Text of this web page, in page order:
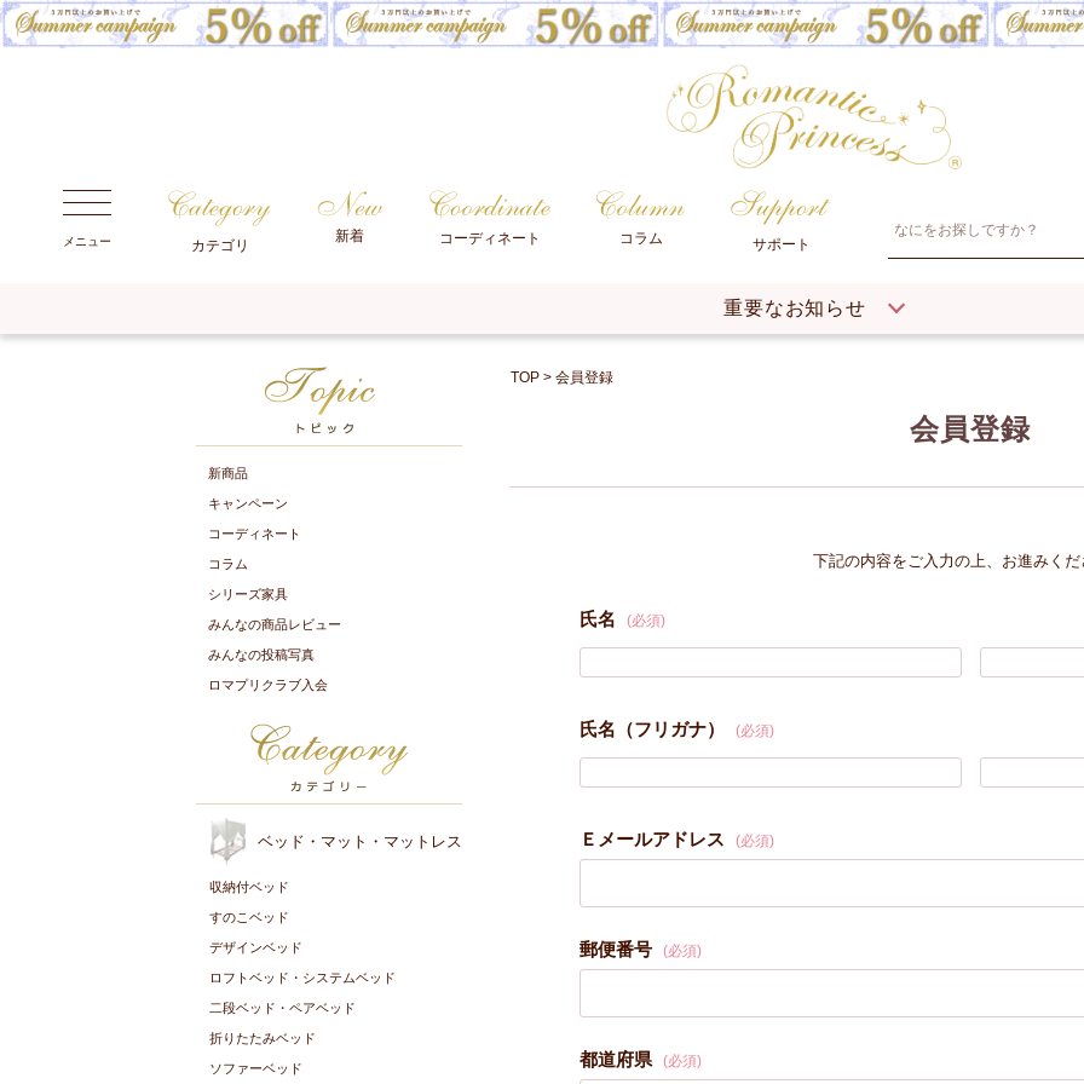
メニュー カテゴリ
新着 コーディネート コラム サポート
重要なお知らせ
新商品
キャンペーン
コーディネート
コラム
シリーズ家具
みんなの商品レビュー
みんなの投稿写真
ロマプリクラブ入会
ベッド・マット・マットレス
収納付ベッド
すのこベッド
デザインベッド
ロフトベッド・システムベッド
二段ベッド・ペアベッド
折りたたみベッド
ソファーベッド
TOP 会員登録
会員登録
下記の内容をご入力の上、お進みくだ
氏名 (必須)
氏名（フリガナ） (必須)
Ｅメールアドレス (必須)
郵便番号 (必須)
都道府県 (必須)